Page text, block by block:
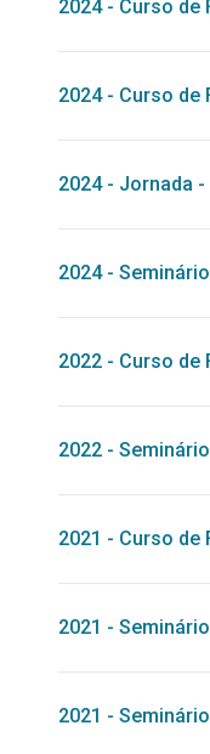
2024- Curso de
2024- Curso de
2024- Jornada -
2024-
2022 - Curso de
2022 -
2021 - Curso de
2021 -
2021 -